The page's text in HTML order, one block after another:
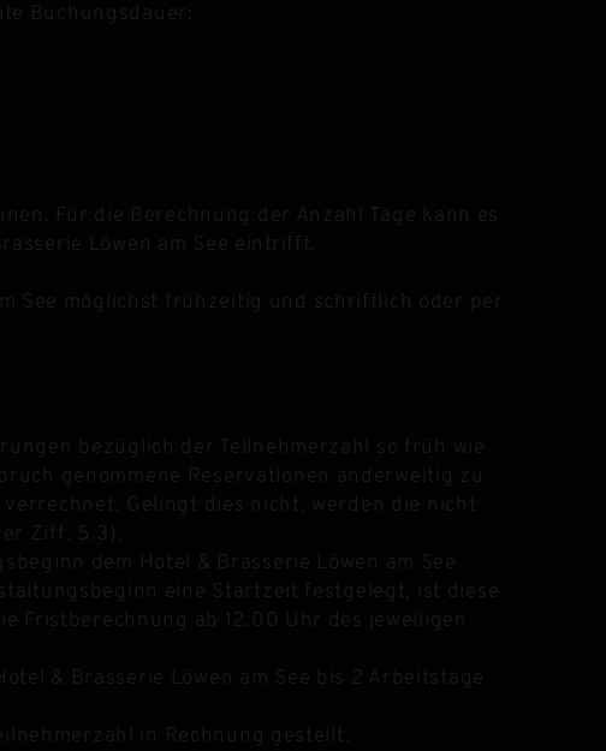
Buchungsdauer:
Für die Berechnung der Anzahl Tage kann es
Löwen am See eintrifft.
See möglichst frühzeitig und schriftlich oder per
bezüglich der Teilnehmerzahl so früh wie
genommene Reservationen anderweitig zu
Gelingt dies nicht, werden die nicht
Ziff. 5.3).
dem Hotel & Brasserie Löwen am See
eine Startzeit festgelegt, ist diese
Fristberechnung ab 12.00 Uhr des jeweiligen
& Brasserie Löwen am See bis 2 Arbeitstage
in Rechnung gestellt.